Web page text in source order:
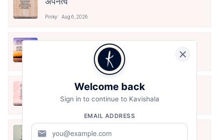
Pinky Aug 6, 2026
क्या देव छोड़ शैतान मनाऊँ
आओ पथिक मेहनत करो
Aug 6, 2026
मैं पूजा का फूल हूँ
Welcome back
Sign in to continue to Kavishala
EMAIL ADDRESS
mail